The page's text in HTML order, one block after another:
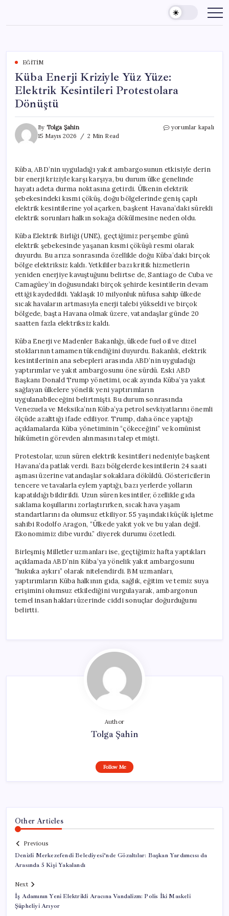
content
EĞITIM
Küba Enerji Kriziyle Yüz Yüze:
Elektrik Kesintileri Protestolara
Dönüştü
By Tolga Şahin
15 Mayıs 2026
2 Min Read
Küba
Elektrik
Kesintileri
Protestolara
Dönüştü
için
yorumlar kapalı
Küba, ABD’nin uyguladığı yakıt ambargosunun etkisiyle derin
bir enerji kriziyle karşı karşıya, bu durum ülke genelinde
hayatı adeta durma noktasına getirdi. Ülkenin elektrik
şebekesindeki kısmi çöküş, doğu bölgelerinde geniş çaplı
elektrik kesintilerine yol açarken, başkent Havana’daki sürekli
elektrik sorunları halkın sokağa dökülmesine neden oldu.
Küba Elektrik Birliği (UNE), geçtiğimiz perşembe günü
elektrik şebekesinde yaşanan kısmi çöküşü resmi olarak
duyurdu. Bu arıza sonrasında özellikle doğu Küba’daki birçok
bölge elektriksiz kaldı. Yetkililer bazı kritik hizmetlerin
yeniden enerjiye kavuştuğunu belirtse de, Santiago de Cuba ve
Camagüey’in doğusundaki birçok şehirde kesintilerin devam
ettiği kaydedildi. Yaklaşık 10 milyonluk nüfusa sahip ülkede
sıcak havaların artmasıyla enerji talebi yükseldi ve birçok
bölgede, başta Havana olmak üzere, vatandaşlar günde 20
saatten fazla elektriksiz kaldı.
Küba Enerji ve Madenler Bakanlığı, ülkede fuel oil ve dizel
stoklarının tamamen tükendiğini duyurdu. Bakanlık, elektrik
kesintilerinin ana sebepleri arasında ABD’nin uyguladığı
yaptırımlar ve yakıt ambargosunu öne sürdü. Eski ABD
Başkanı Donald Trump yönetimi, ocak ayında Küba’ya yakıt
sağlayan ülkelere yönelik yeni yaptırımların
uygulanabileceğini belirtmişti. Bu durum sonrasında
Venezuela ve Meksika’nın Küba’ya petrol sevkiyatlarını önemli
ölçüde azalttığı ifade ediliyor. Trump, daha önce yaptığı
açıklamalarda Küba yönetiminin “çökeceğini” ve komünist
hükümetin görevden alınmasını talep etmişti.
Protestolar, uzun süren elektrik kesintileri nedeniyle başkent
Havana’da patlak verdi. Bazı bölgelerde kesintilerin 24 saati
aşması üzerine vatandaşlar sokaklara döküldü. Göstericilerin
tencere ve tavalarla eylem yaptığı, bazı yerlerde yolların
kapatıldığı bildirildi. Uzun süren kesintiler, özellikle gıda
saklama koşullarını zorlaştırırken, sıcak hava yaşam
standartlarını da olumsuz etkiliyor. 55 yaşındaki küçük işletme
sahibi Rodolfo Aragon, “Ülkede yakıt yok ve bu yalan değil.
Ekonomimiz dibe vurdu.” diyerek durumu özetledi.
Birleşmiş Milletler uzmanları ise, geçtiğimiz hafta yaptıkları
açıklamada ABD’nin Küba’ya yönelik yakıt ambargosunu
“hukuka aykırı” olarak nitelendirdi. BM uzmanları,
yaptırımların Küba halkının gıda, sağlık, eğitim ve temiz suya
erişimini olumsuz etkilediğini vurgulayarak, ambargonun
temel insan hakları üzerinde ciddi sonuçlar doğurduğunu
belirtti.
Author
Tolga Şahin
Follow Me
Other Articles
Previous
Denizli Merkezefendi Belediyesi’nde Gözaltılar: Başkan Yardımcısı da
Arasında 5 Kişi Yakalandı
Next
İş Adamının Yeni Elektrikli Aracına Vandalizm: Polis İki Maskeli
Şüpheliyi Arıyor